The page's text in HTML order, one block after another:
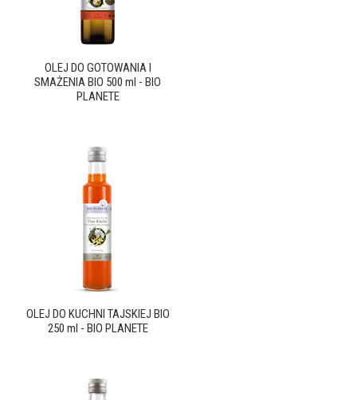
OLEJ DO GOTOWANIA I
SMAŻENIA BIO 500 ml - BIO
PLANETE
OLEJ DO KUCHNI TAJSKIEJ BIO
250 ml - BIO PLANETE